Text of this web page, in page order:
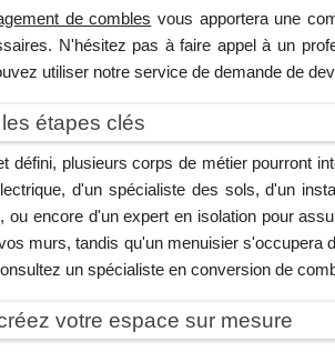
de combles vous apportera une
N'hésitez pas à faire appel à un
utiliser notre service de demande de
étapes clés
défini, plusieurs corps de métier pourront
d'un spécialiste des sols, d'un
ou encore d'un expert en isolation pour
murs, tandis qu'un menuisier s'occupera
un spécialiste en conversion de
votre espace sur mesure